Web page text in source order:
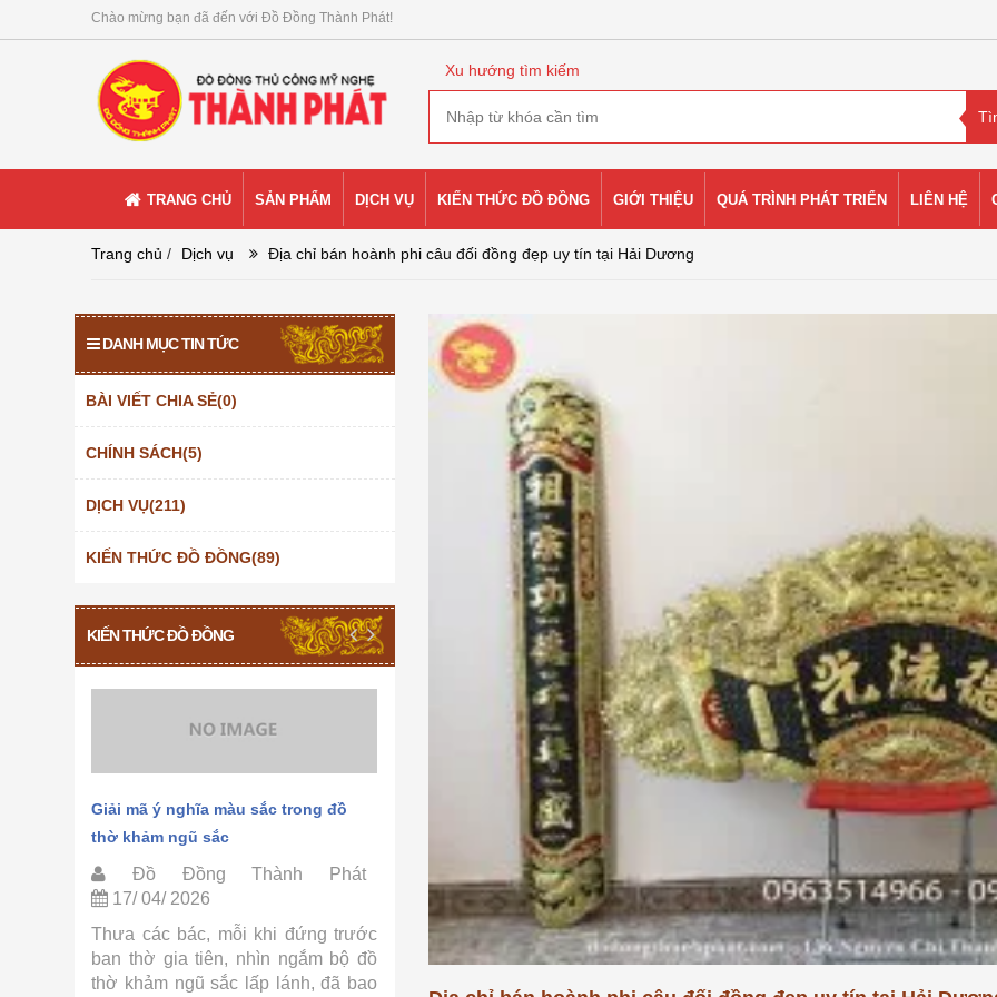
Chào mừng bạn đã đến với Đồ Đồng Thành Phát!
Xu hướng tìm kiếm
TRANG CHỦ SẢN PHẨM DỊCH VỤ KIẾN THỨC ĐỒ ĐỒNG GIỚI THIỆU QUÁ TRÌNH PHÁT TRIỂN LIÊN HỆ
Trang chủ / Dịch vụ Địa chỉ bán hoành phi câu đối đồng đẹp uy tín tại Hải Dương
DANH MỤC TIN TỨC
BÀI VIẾT CHIA SẺ(0)
CHÍNH SÁCH(5)
DỊCH VỤ(211)
KIẾN THỨC ĐỒ ĐỒNG(89)
KIẾN THỨC ĐỒ ĐỒNG
Giải mã ý nghĩa màu sắc trong đồ
thờ khảm ngũ sắc
Đồ Đồng Thành Phát
17/ 04/ 2026
Thưa các bác, mỗi khi đứng trước
ban thờ gia tiên, nhìn ngắm bộ đồ
thờ khảm ngũ sắc lấp lánh, đã bao
Quy trình khảm ngũ sắc tại đồ đồng
Đồ Đồng Thành Phát
15/ 04/ 2026
Thưa các bác, đã bao giờ các bác
tự hỏi tại sao một bộ đỉnh khảm ngũ
Tư Vấn Phong Thủy Đồ Đồng
06/ 04/ 2026
Trong không gian tâm linh của
gia đình Việt, bộ đồ thờ bằng
không chỉ là vật phẩm trưng